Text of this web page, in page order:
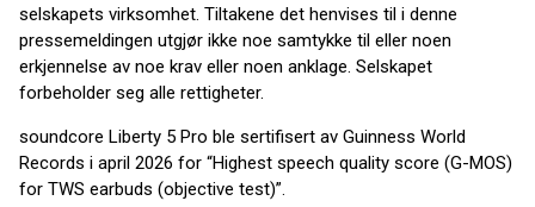
selskapets virksomhet. Tiltakene det henvises til i denne
pressemeldingen utgjør ikke noe samtykke til eller noen
erkjennelse av noe krav eller noen anklage. Selskapet
forbeholder seg alle rettigheter.
soundcore Liberty 5 Pro ble sertifisert av Guinness World
Records i april 2026 for “Highest speech quality score (G-MOS)
for TWS earbuds (objective test)”.